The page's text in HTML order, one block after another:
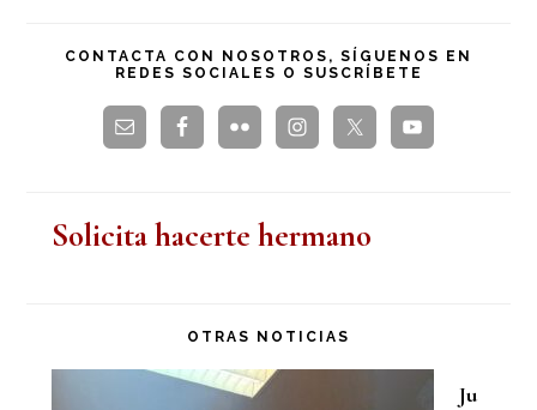
esta
CONTACTA CON NOSOTROS, SÍGUENOS EN
REDES SOCIALES O SUSCRÍBETE
Solicita hacerte hermano
OTRAS NOTICIAS
Ju